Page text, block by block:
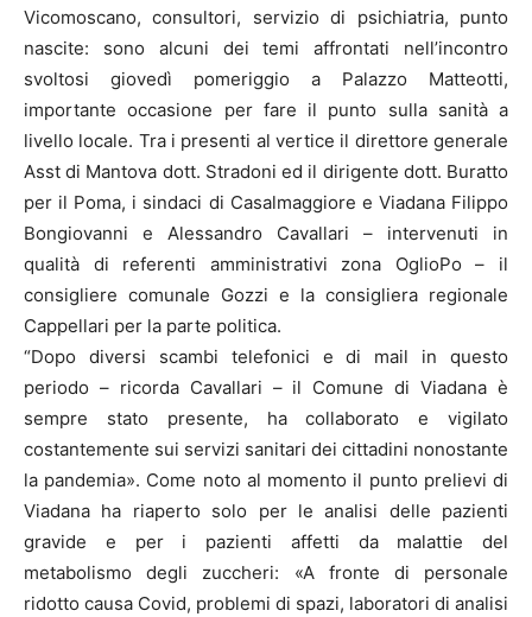
Vicomoscano, consultori, servizio di psichiatria, punto
nascite: sono alcuni dei temi affrontati nell’incontro
svoltosi giovedì pomeriggio a Palazzo Matteotti,
importante occasione per fare il punto sulla sanità a
livello locale. Tra i presenti al vertice il direttore generale
Asst di Mantova dott. Stradoni ed il dirigente dott. Buratto
per il Poma, i sindaci di Casalmaggiore e Viadana Filippo
Bongiovanni e Alessandro Cavallari – intervenuti in
qualità di referenti amministrativi zona OglioPo – il
consigliere comunale Gozzi e la consigliera regionale
Cappellari per la parte politica.
“Dopo diversi scambi telefonici e di mail in questo
periodo – ricorda Cavallari – il Comune di Viadana è
sempre stato presente, ha collaborato e vigilato
costantemente sui servizi sanitari dei cittadini nonostante
la pandemia». Come noto al momento il punto prelievi di
Viadana ha riaperto solo per le analisi delle pazienti
gravide e per i pazienti affetti da malattie del
metabolismo degli zuccheri: «A fronte di personale
ridotto causa Covid, problemi di spazi, laboratori di analisi